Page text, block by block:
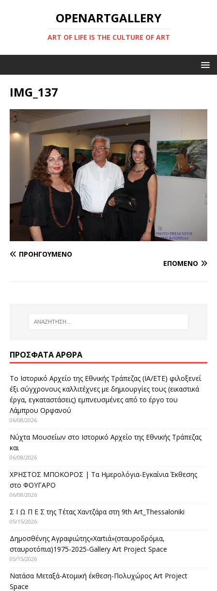
OPENARTGALLERY
ART OF LIFE IS THE CULTURE OF ART
IMG_137
ΠΡΟΗΓΟΎΜΕΝΟ
ΕΠΌΜΕΝΟ
ΠΡΌΣΦΑΤΑ ΆΡΘΡΑ
Το Ιστορικό Αρχείο της Εθνικής Τράπεζας (ΙΑ/ΕΤΕ) φιλοξενεί
έξι σύγχρονους καλλιτέχνες με δημιουργίες τους (εικαστικά
έργα, εγκαταστάσεις) εμπνευσμένες από το έργο του
Λάμπρου Ορφανού
06/08/2026
Νύχτα Μουσείων στο Ιστορικό Αρχείο της Εθνικής Τράπεζας
και
06/08/2026
ΧΡΗΣΤΟΣ ΜΠΟΚΟΡΟΣ | Τα Ημερολόγια-Εγκαίνια Έκθεσης
στο ΦΟΥΓΑΡΟ
06/08/2026
Σ Ι Ω Π Ε Σ της Τέτας Χαντζάρα στη 9th Art_Thessaloniki
05/15/2026
Δημοσθένης Αγραφιώτης«Xαrtιά»(σταυροδρόμια,
σταυροτόπια)1975-2025-Gallery Art Project Space
05/15/2026
Νατάσα Μεταξά-Ατομική έκθεση-Πολυχώρος Art Project
Space